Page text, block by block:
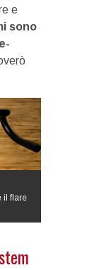
e
sono
il flare